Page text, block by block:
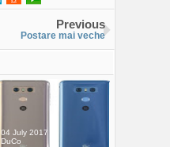
Previous
Postare mai veche
04 July 2017
DuCo